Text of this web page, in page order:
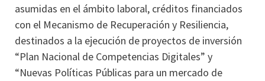
asumidas en el ámbito laboral, créditos financiados
con el Mecanismo de Recuperación y Resiliencia,
destinados a la ejecución de proyectos de inversión
“Plan Nacional de Competencias Digitales” y
“Nuevas Políticas Públicas para un mercado de